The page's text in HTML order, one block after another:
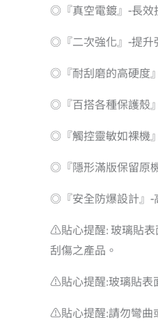
◎『真空電鍍』-長效
◎『二次強化』-提升
◎『耐刮磨的高硬度
◎『百搭各種保護殼
◎『觸控靈敏如裸機
◎『隱形滿版保留原
◎『安全防爆設計』-
⚠️貼心提醒: 玻璃貼表
刮傷之產品。
⚠️貼心提醒:玻璃貼表
⚠️貼心提醒:請勿彎曲